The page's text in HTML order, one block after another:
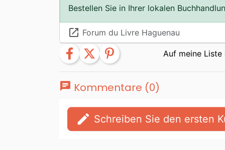
Bestellen Sie in Ihrer lokalen
launch Forum du Livre Haguenau
facebook twitter pinterest
chat Kommentare (0)
edit Schreiben Sie den ersten